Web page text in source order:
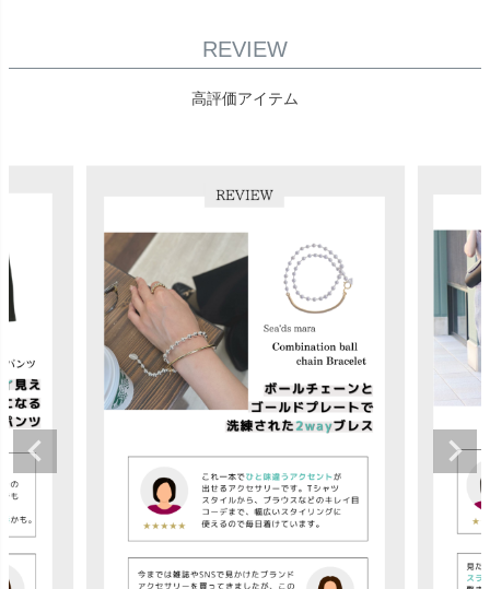
REVIEW
高評価アイテム